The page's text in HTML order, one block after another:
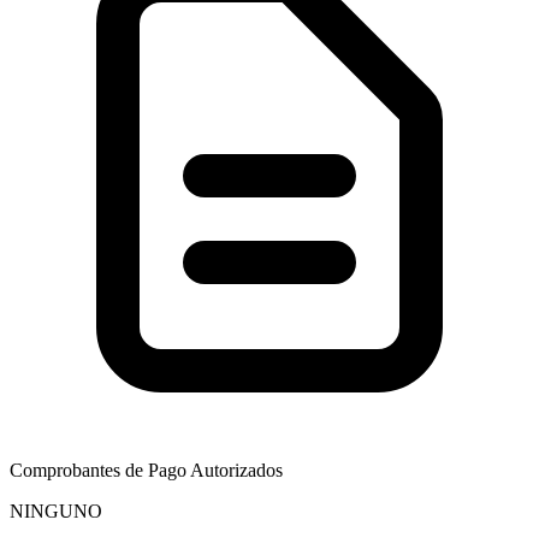
Comprobantes de Pago Autorizados
NINGUNO